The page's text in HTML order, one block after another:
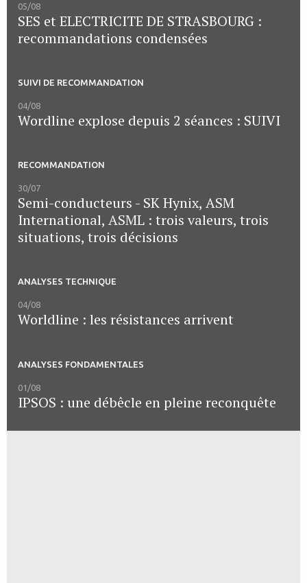
05/08
SES et ELECTRICITE DE STRASBOURG :
recommandations condensées
SUIVI DE RECOMMANDATION
04/08
Wordline explose depuis 2 séances : SUIVI
RECOMMANDATION
30/07
Semi-conducteurs - SK Hynix, ASM
International, ASML : trois valeurs, trois
situations, trois décisions
ANALYSES TECHNIQUE
04/08
Worldline : les résistances arrivent
ANALYSES FONDAMENTALES
01/08
IPSOS : une débêcle en pleine reconquête